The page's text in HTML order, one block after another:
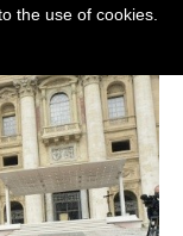
the use of cookies.